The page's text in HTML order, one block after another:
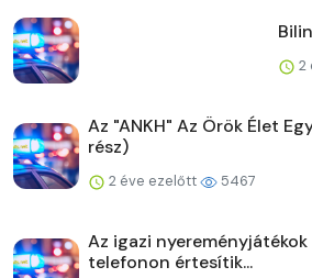
2
Az "ANKH" Az Örök Élet
rész)
2 éve ezelőtt 5467
Az igazi
telefonon értesítik...